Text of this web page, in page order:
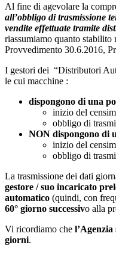
Al fine di agevolare la
all’obbligo di trasmissione
vendite effettuate tramite
riassumiamo quanto
Provvedimento 30.6.2016,
I gestori dei “Distributori
le cui macchine :
dispongono di una
inizio del
obbligo di
NON dispongono di
inizio del
obbligo di
La trasmissione dei dati
gestore / suo incaricato
automatico (quindi, con
60° giorno successivo alla
Vi ricordiamo che
giorni.